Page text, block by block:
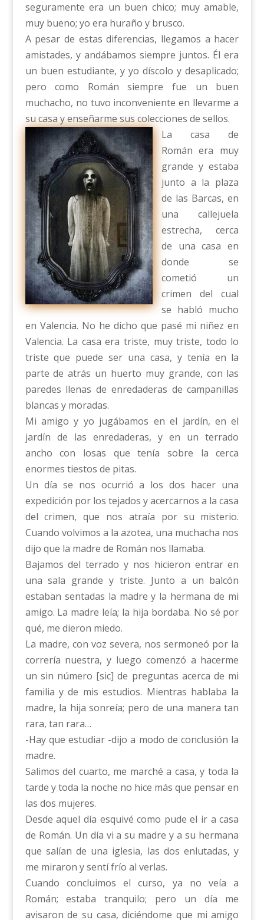
seguramente era un buen chico; muy amable,
muy bueno; yo era huraño y brusco.
A pesar de estas diferencias, llegamos a hacer
amistades, y andábamos siempre juntos. Él era
un buen estudiante, y yo díscolo y desaplicado;
pero como Román siempre fue un buen
muchacho, no tuvo inconveniente en llevarme a
su casa y enseñarme sus colecciones de sellos.
La casa de
Román era muy
grande y estaba
junto a la plaza
de las Barcas, en
una callejuela
estrecha, cerca
de una casa en
donde se
cometió un
crimen del cual
se habló mucho
en Valencia. No he dicho que pasé mi niñez en
Valencia. La casa era triste, muy triste, todo lo
triste que puede ser una casa, y tenía en la
parte de atrás un huerto muy grande, con las
paredes llenas de enredaderas de campanillas
blancas y moradas.
Mi amigo y yo jugábamos en el jardín, en el
jardín de las enredaderas, y en un terrado
ancho con losas que tenía sobre la cerca
enormes tiestos de pitas.
Un día se nos ocurrió a los dos hacer una
expedición por los tejados y acercarnos a la casa
del crimen, que nos atraía por su misterio.
Cuando volvimos a la azotea, una muchacha nos
dijo que la madre de Román nos llamaba.
Bajamos del terrado y nos hicieron entrar en
una sala grande y triste. Junto a un balcón
estaban sentadas la madre y la hermana de mi
amigo. La madre leía; la hija bordaba. No sé por
qué, me dieron miedo.
La madre, con voz severa, nos sermoneó por la
correría nuestra, y luego comenzó a hacerme
un sin número [sic] de preguntas acerca de mi
familia y de mis estudios. Mientras hablaba la
madre, la hija sonreía; pero de una manera tan
rara, tan rara…
-Hay que estudiar -dijo a modo de conclusión la
madre.
Salimos del cuarto, me marché a casa, y toda la
tarde y toda la noche no hice más que pensar en
las dos mujeres.
Desde aquel día esquivé como pude el ir a casa
de Román. Un día vi a su madre y a su hermana
que salían de una iglesia, las dos enlutadas, y
me miraron y sentí frío al verlas.
Cuando concluimos el curso, ya no veía a
Román; estaba tranquilo; pero un día me
avisaron de su casa, diciéndome que mi amigo